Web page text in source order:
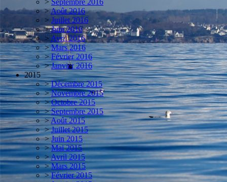
> Septembre 2016
>Août 2016
> Juillet 2016
> Juin 2016
> Avril 2016
> Mars 2016
> Février 2016
> Janvier 2016
2015
> Décembre 2015
> Novembre 2015
> Octobre 2015
> Septembre 2015
>Août 2015
> Juillet 2015
> Juin 2015
> Mai 2015
>Avril 2015
> Mars 2015
> Février 2015